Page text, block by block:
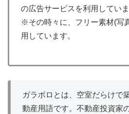
の広告サービスを利用していま
※その時々に、フリー素材(写
用しています。
ガラボロとは、空室だらけで
動産用語です。不動産投資家